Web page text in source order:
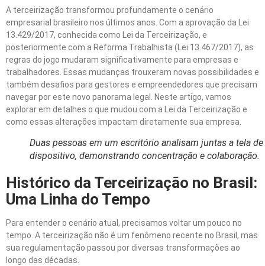
A terceirização transformou profundamente o cenário
empresarial brasileiro nos últimos anos. Com a aprovação da Lei
13.429/2017, conhecida como Lei da Terceirização, e
posteriormente com a Reforma Trabalhista (Lei 13.467/2017), as
regras do jogo mudaram significativamente para empresas e
trabalhadores. Essas mudanças trouxeram novas possibilidades e
também desafios para gestores e empreendedores que precisam
navegar por este novo panorama legal. Neste artigo, vamos
explorar em detalhes o que mudou com a Lei da Terceirização e
como essas alterações impactam diretamente sua empresa.
Duas pessoas em um escritório analisam juntas a tela
dispositivo, demonstrando concentração e colaboração.
Histórico da Terceirização no Brasil:
Uma Linha do Tempo
Para entender o cenário atual, precisamos voltar um pouco no
tempo. A terceirização não é um fenômeno recente no Brasil, mas
sua regulamentação passou por diversas transformações ao
longo das décadas.